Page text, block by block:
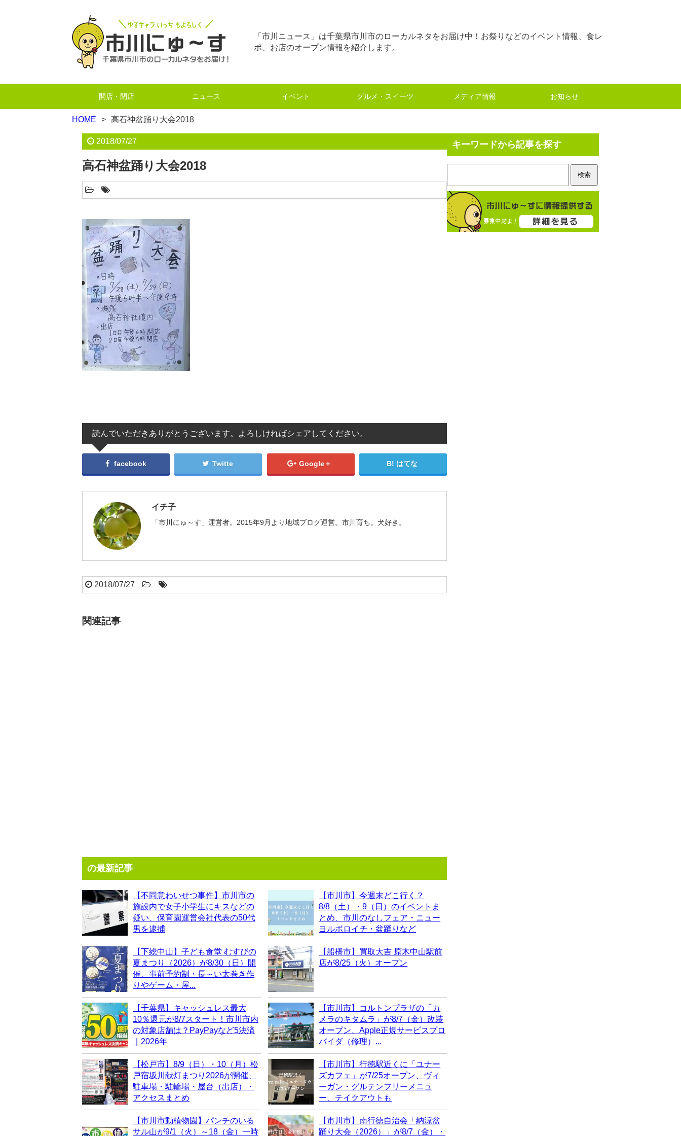
「市川ニュース」は千葉県市川市のローカルネタをお届け中！お祭りなどのイベント情報、食レ
ポ、お店のオープン情報を紹介します。
開店・閉店 ニュース イベント グルメ・スイーツ メディア情報 お知らせ
HOME 高石神盆踊り大会2018
2018/07/27
高石神盆踊り大会2018
読んでいただきありがとうございます。よろしければシェアしてください。
facebook Twitte Google＋ はてな
イチ子
「市川にゅ～す」運営者。2015年9月より地域ブログ運営。市川育ち。犬好き。
2018/07/27
関連記事
の最新記事
【不同意わいせつ事件】市川市の
施設内で女子小学生にキスなどの
疑い、保育園運営会社代表の50代
男を逮捕
【市川市】今週末どこ行く？
8/8（土）・9（日）のイベントま
とめ、市川のなしフェア・ニュー
ヨルボロイチ・盆踊りなど
【下総中山】子ども食堂 むすびの
夏まつり（2026）が8/30（日）開
催、事前予約制・長～い太巻き作
りやゲーム・屋...
【船橋市】買取大吉 原木中山駅前
店が8/25（火）オープン
【千葉県】キャッシュレス最大
10％還元が8/7スタート！市川市内
の対象店舗は？PayPayなど5決済
｜2026年
【市川市】コルトンプラザの「カ
メラのキタムラ」が8/7（金）改装
オープン、Apple正規サービスプロ
バイダ（修理）...
【松戸市】8/9（日）・10（月）松
戸宿坂川献灯まつり2026が開催、
駐車場・駐輪場・屋台（出店）・
アクセスまとめ
【市川市】行徳駅近くに「ユナー
ズカフェ」が7/25オープン、ヴィ
ーガン・グルテンフリーメニュ
ー、テイクアウトも
【市川市動植物園】パンチのいる
サル山が9/1（火）～18（金）一時
【市川市】南行徳自治会「納涼盆
踊り大会（2026）」が8/7（金）・
キーワードから記事を探す